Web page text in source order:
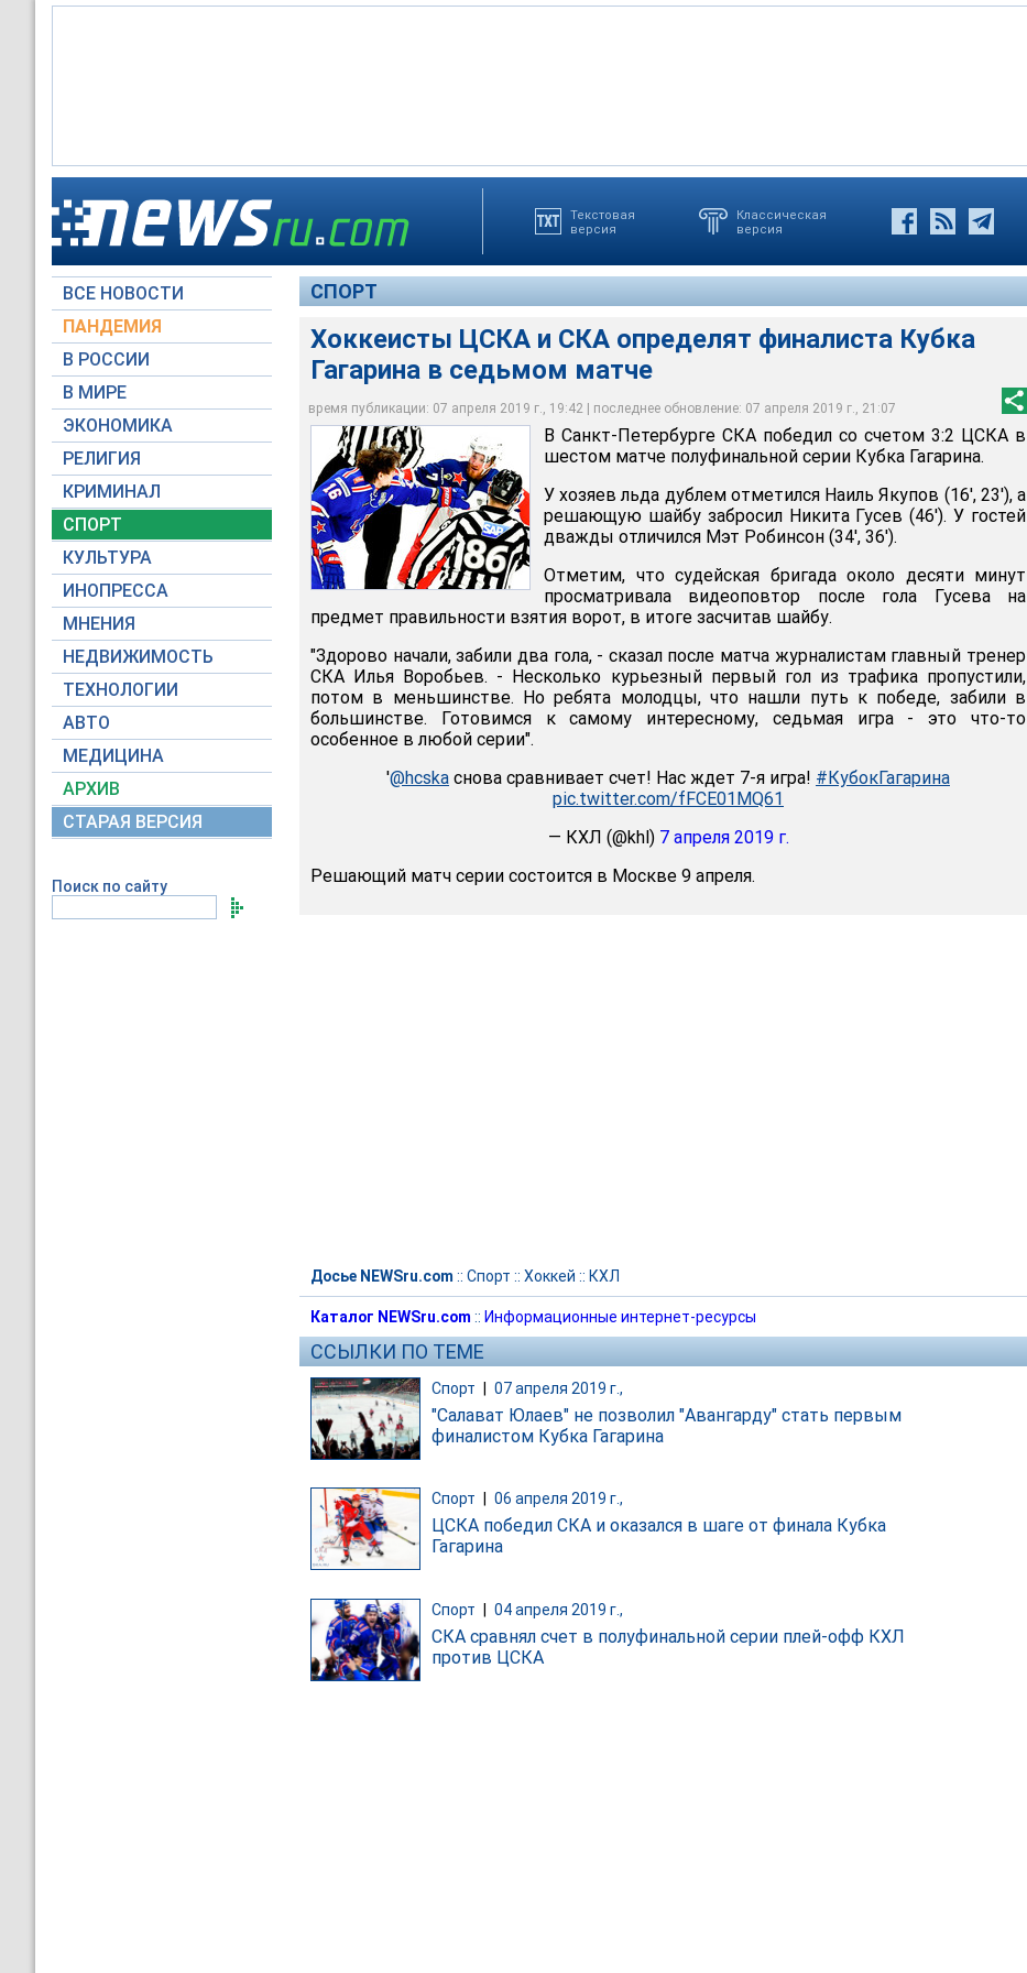
Текстовая
версия
Классическая
версия
ВСЕ НОВОСТИ
ПАНДЕМИЯ
В РОССИИ
В МИРЕ
ЭКОНОМИКА
РЕЛИГИЯ
КРИМИНАЛ
СПОРТ
КУЛЬТУРА
ИНОПРЕССА
МНЕНИЯ
НЕДВИЖИМОСТЬ
ТЕХНОЛОГИИ
АВТО
МЕДИЦИНА
АРХИВ
СТАРАЯ ВЕРСИЯ
Поиск по сайту
СПОРТ
Хоккеисты ЦСКА и СКА определят финалиста Кубка
Гагарина в седьмом матче
время публикации: 07 апреля 2019 г., 19:42 | последнее обновление: 07 апреля 2019 г., 21:07
В Санкт-Петербурге СКА победил со счетом 3:2 ЦСКА в шестом матче полуфинальной
серии Кубка Гагарина
Официальный сайт хоккейного клуба СКА Санкт-Петербург
В Санкт-Петербурге СКА победил со счетом 3:2 ЦСКА в
шестом матче полуфинальной серии Кубка Гагарина.
У хозяев льда дублем отметился Наиль Якупов (16', 23'), а
решающую шайбу забросил Никита Гусев (46'). У гостей
дважды отличился Мэт Робинсон (34', 36').
Отметим, что судейская бригада около десяти минут
просматривала видеоповтор после гола Гусева на
предмет правильности взятия ворот, в итоге засчитав шайбу.
"Здорово начали, забили два гола, - сказал после матча журналистам главный тренер
СКА Илья Воробьев. - Несколько курьезный первый гол из трафика пропустили,
потом в меньшинстве. Но ребята молодцы, что нашли путь к победе, забили в
большинстве. Готовимся к самому интересному, седьмая игра - это что-то
особенное в любой серии".
'@hcska снова сравнивает счет! Нас ждет 7-я игра! #КубокГагарина
pic.twitter.com/fFCE01MQ61
— КХЛ (@khl) 7 апреля 2019 г.
Решающий матч серии состоится в Москве 9 апреля.
Досье NEWSru.com :: Спорт :: Хоккей :: КХЛ
Каталог NEWSru.com :: Информационные интернет-ресурсы
ССЫЛКИ ПО ТЕМЕ
Спорт 07 апреля 2019 г.,
"Салават Юлаев" не позволил "Авангарду" стать первым
финалистом Кубка Гагарина
Спорт 06 апреля 2019 г.,
ЦСКА победил СКА и оказался в шаге от финала Кубка
Гагарина
Спорт | 04 апреля 2019 г.,
СКА сравнял счет в полуфинальной серии плей-офф КХЛ
против ЦСКА